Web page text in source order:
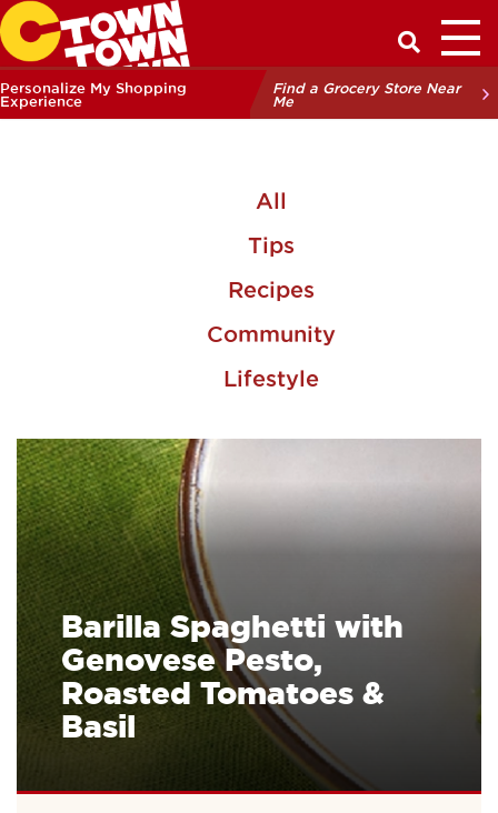
Have a
Personalize My Shopping
Experience
Find a Grocery Store Near
Me
All
Tips
Recipes
Community
Lifestyle
Barilla Spaghetti with
Genovese Pesto,
Roasted Tomatoes &
Basil